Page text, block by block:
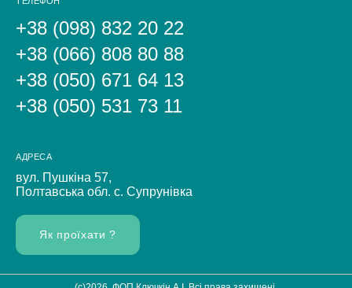
+38 (098) 832 20 22
+38 (066) 808 80 88
+38 (050) 671 64 13
+38 (050) 531 73 11
АДРЕСА
вул. Пушкіна 57,
Полтавська обл. с. Супрунівка
Як проїхати ?